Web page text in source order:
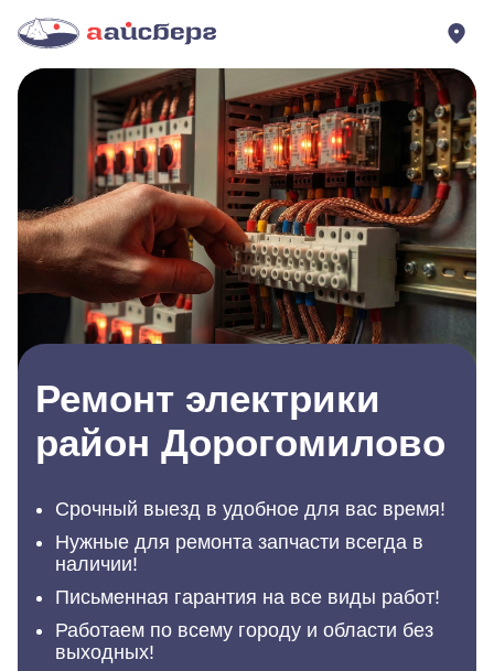
Ремонт электрики
район Дорогомилово
Срочный выезд в удобное для вас время!
Нужные для ремонта запчасти всегда в
наличии!
Письменная гарантия на все виды работ!
Работаем по всему городу и области без
выходных!